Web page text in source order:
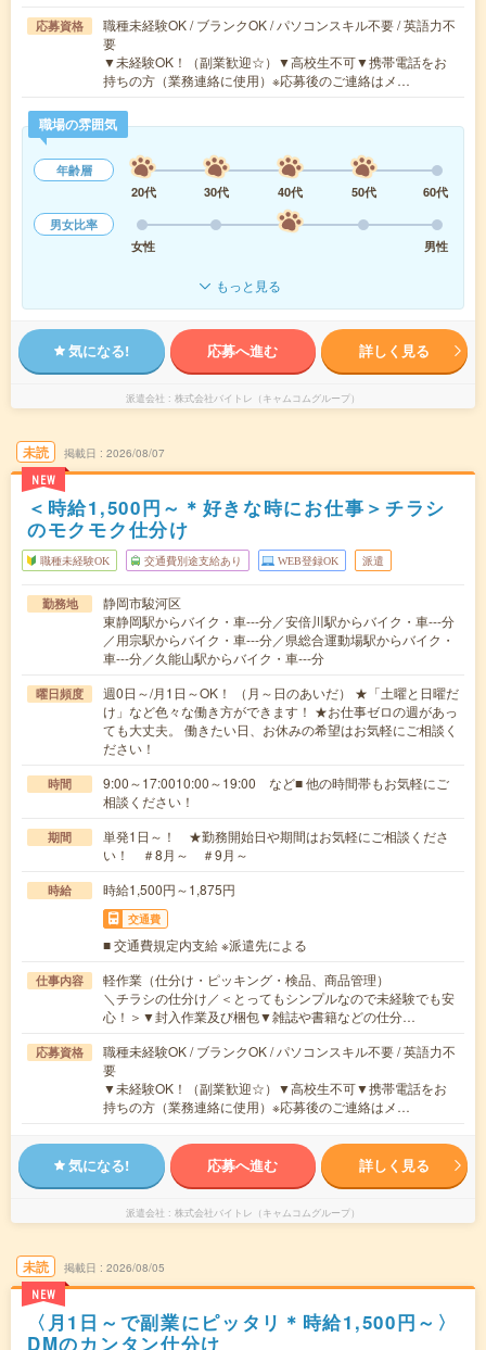
応募資格
職種未経験OK / ブランクOK / パソコンスキル不要 / 英語力不
要
▼未経験OK！（副業歓迎☆）▼高校生不可▼携帯電話をお
持ちの方（業務連絡に使用）※応募後のご連絡はメ…
職場の雰囲気
年齢層
20代
30代 40代 50代
60代
男女比率
女性
男性
もっと見る
気になる! 応募へ進む 詳しく見る
派遣会社 株式会社バイトレ（キャムコムグループ）
未読
NEW
掲載日 2026/08/07
＜時給1,500円～＊好きな時にお仕事＞チラシ
のモクモク仕分け
職種未経験OK 交通費別途支給あり WEB登録OK 派遣
勤務地
静岡市駿河区
東静岡駅からバイク・車---分／安倍川駅からバイク・車---分
／用宗駅からバイク・車---分／県総合運動場駅からバイク・
車---分／久能山駅からバイク・車---分
曜日頻度
週0日～/月1日～OK！ （月～日のあいだ） ★「土曜と日曜だ
け」など色々な働き方ができます！ ★お仕事ゼロの週があっ
ても大丈夫。 働きたい日、お休みの希望はお気軽にご相談く
ださい！
時間
9:00～17:0010:00～19:00 など■ 他の時間帯もお気軽にご
相談ください！
期間
単発1日～！ ★勤務開始日や期間はお気軽にご相談くださ
い！ ＃8月～ ＃9月～
時給 時給1,500円～1,875円
交通費
■ 交通費規定内支給 ※派遣先による
仕事内容
軽作業（仕分け・ピッキング・検品、商品管理）
＼チラシの仕分け／＜とってもシンプルなので未経験でも安
心！＞▼封入作業及び梱包▼雑誌や書籍などの仕分…
応募資格
職種未経験OK / ブランクOK / パソコンスキル不要 / 英語力不
要
▼未経験OK！（副業歓迎☆）▼高校生不可▼携帯電話をお
持ちの方（業務連絡に使用）※応募後のご連絡はメ…
気になる! 応募へ進む 詳しく見る
派遣会社 株式会社バイトレ（キャムコムグループ）
未読
NEW
掲載日 2026/08/05
〈月1日～で副業にピッタリ＊時給1,500円～〉
DMのカンタン仕分け